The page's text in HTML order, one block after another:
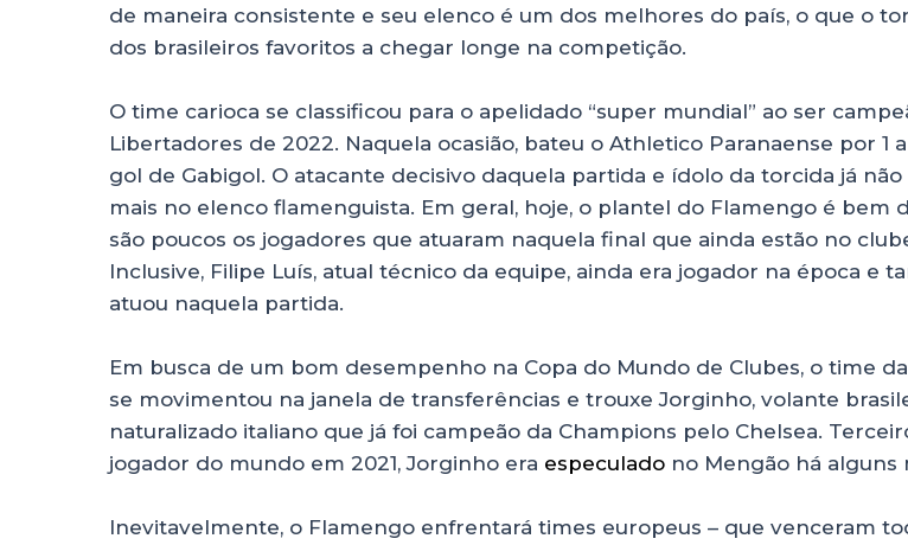
de maneira consistente e seu elenco é um dos melhores do país, o que o
dos brasileiros favoritos a chegar longe na competição.
O time carioca se classificou para o apelidado “super mundial” ao ser
Libertadores de 2022. Naquela ocasião, bateu o Athletico Paranaense por 1
gol de Gabigol. O atacante decisivo daquela partida e ídolo da torcida já não
mais no elenco flamenguista. Em geral, hoje, o plantel do Flamengo é bem
são poucos os jogadores que atuaram naquela final que ainda estão no
Inclusive, Filipe Luís, atual técnico da equipe, ainda era jogador na época e
atuou naquela partida.
Em busca de um bom desempenho na Copa do Mundo de Clubes, o time da
se movimentou na janela de transferências e trouxe Jorginho, volante
naturalizado italiano que já foi campeão da Champions pelo Chelsea.
jogador do mundo em 2021, Jorginho era especulado no Mengão há alguns
Inevitavelmente, o Flamengo enfrentará times europeus – que venceram